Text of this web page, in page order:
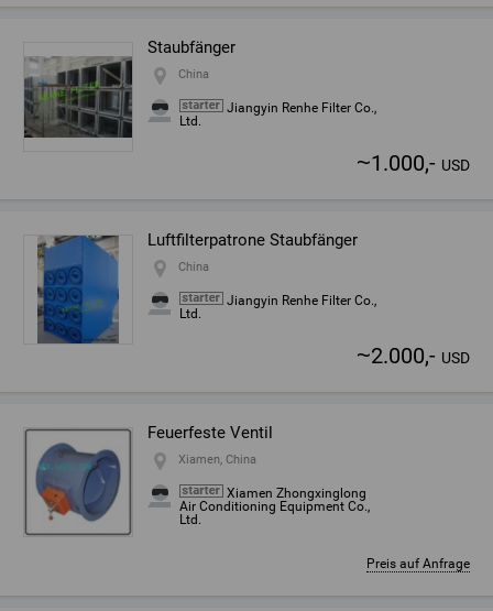
Staubfänger
China
Jiangyin Renhe Filter Co.,
Ltd.
~1.000,- USD
Luftfilterpatrone Staubfänger
China
Jiangyin Renhe Filter Co.,
Ltd.
~2.000,- USD
Feuerfeste Ventil
Xiamen, China
Xiamen Zhongxinglong
Air Conditioning Equipment Co.,
Ltd.
Preis auf Anfrage